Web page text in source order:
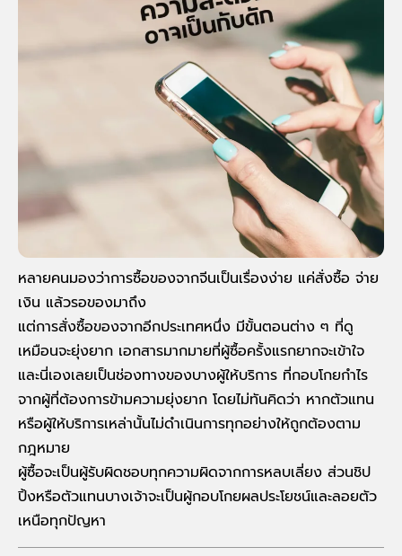
หลายคนมองว่าการซื้อของจากจีนเป็นเรื่องง่าย แค่สั่งซื้อ จ่าย
เงิน แล้วรอของมาถึง
แต่การสั่งซื้อของจากอีกประเทศหนึ่ง มีขั้นตอนต่าง ๆ ที่ดู
เหมือนจะยุ่งยาก เอกสารมากมายที่ผู้ซื้อครั้งแรกยากจะเข้าใจ
และนี่เองเลยเป็นช่องทางของบางผู้ให้บริการ ที่กอบโกยกำไร
จากผู้ที่ต้องการข้ามความยุ่งยาก โดยไม่ทันคิดว่า หากตัวแทน
หรือผู้ให้บริการเหล่านั้นไม่ดำเนินการทุกอย่างให้ถูกต้องตาม
กฎหมาย
ผู้ซื้อจะเป็นผู้รับผิดชอบทุกความผิดจากการหลบเลี่ยง ส่วนชิป
ปิ้งหรือตัวแทนบางเจ้าจะเป็นผู้กอบโกยผลประโยชน์และลอยตัว
เหนือทุกปัญหา